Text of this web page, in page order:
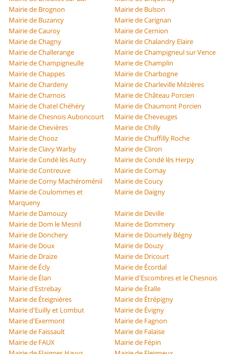
Mairie de Brognon
Mairie de Bulson
Mairie de Buzancy
Mairie de Carignan
Mairie de Cauroy
Mairie de Cernion
Mairie de Chagny
Mairie de Chalandry Elaire
Mairie de Challerange
Mairie de Champigneul sur Vence
Mairie de Champigneulle
Mairie de Champlin
Mairie de Chappes
Mairie de Charbogne
Mairie de Chardeny
Mairie de Charleville Mézières
Mairie de Charnois
Mairie de Château Porcien
Mairie de Chatel Chéhéry
Mairie de Chaumont Porcien
Mairie de Chesnois Auboncourt
Mairie de Cheveuges
Mairie de Chevières
Mairie de Chilly
Mairie de Chooz
Mairie de Chuffilly Roche
Mairie de Clavy Warby
Mairie de Cliron
Mairie de Condé lès Autry
Mairie de Condé lès Herpy
Mairie de Contreuve
Mairie de Cornay
Mairie de Corny Machéroménil
Mairie de Coucy
Mairie de Coulommes et
Marqueny
Mairie de Daigny
Mairie de Damouzy
Mairie de Deville
Mairie de Dom le Mesnil
Mairie de Dommery
Mairie de Donchery
Mairie de Doumely Bégny
Mairie de Doux
Mairie de Douzy
Mairie de Draize
Mairie de Dricourt
Mairie de Écly
Mairie de Écordal
Mairie de Élan
Mairie d'Escombres et le Chesnois
Mairie d'Estrebay
Mairie de Étalle
Mairie de Éteignières
Mairie de Étrépigny
Mairie d'Euilly et Lombut
Mairie de Évigny
Mairie d'Exermont
Mairie de Fagnon
Mairie de Faissault
Mairie de Falaise
Mairie de FAUX
Mairie de Fépin